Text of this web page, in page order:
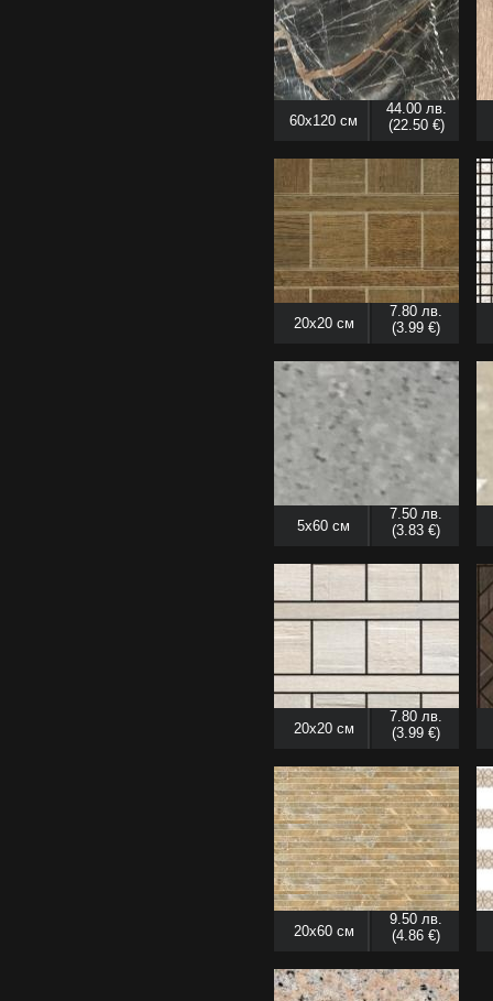
60x120 см
44.00 лв.
(22.50 €)
20x20 см
7.80 лв.
(3.99 €)
5x60 см
7.50 лв.
(3.83 €)
20x20 см
7.80 лв.
(3.99 €)
20x60 см
9.50 лв.
(4.86 €)